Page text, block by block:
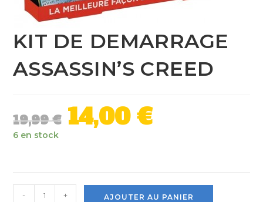
KIT DE DEMARRAGE
ASSASSIN’S CREED
19,99€ 14,00€
6 en stock
- + AJOUTER AU PANIER